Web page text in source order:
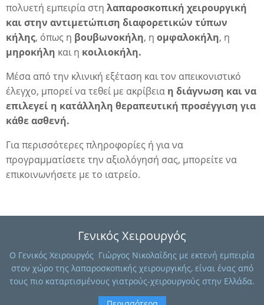
πολυετή εμπειρία στη λαπαροσκοπική χειρουργική
και στην αντιμετώπιση διαφορετικών τύπων
κήλης, όπως η βουβωνοκήλη, η ομφαλοκήλη, η
μηροκήλη και η κοιλιοκήλη.
Μέσα από την κλινική εξέταση και τον απεικονιστικό
έλεγχο, μπορεί να τεθεί με ακρίβεια η διάγνωση και να
επιλεγεί η κατάλληλη θεραπευτική προσέγγιση για
κάθε ασθενή.
Για περισσότερες πληροφορίες ή για να
προγραμματίσετε την αξιολόγησή σας, μπορείτε να
επικοινωνήσετε με το ιατρείο.
Γενικός Χειρουργός
O Γενικός Χειρουργός Γιώργος Νικολαΐδης με εκτενή εμπειρία
στον χώρο της λαπαροσκοπικής χειρουργικής, είναι ένας από
τους πιο καταρτισμένους γιατρούς-χειρουργούς στην Ελλάδα.